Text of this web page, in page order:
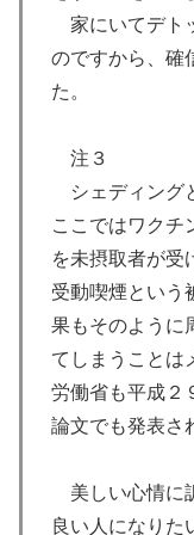
家にいてデト
のですから、確
た。
注３
シェディング
ここではワクチ
を未摂取者が受
受動喫煙という
果もそのように
てしまうことは
労働省も平成２
論文でも発表さ
美しい心情に
良い人になりた